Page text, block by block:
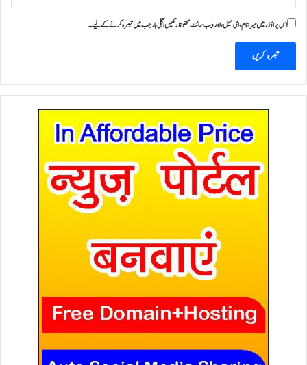
اس براؤزر میں میرا نام، ای میل، اور ویب سائٹ محفوظ رکھیں اگلی بار جب میں تبصرہ کرنے کےلیے۔